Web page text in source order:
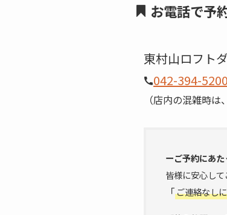
お電話で予
東村山ロフト
042-394-5200
（店内の混雑時
ーご予約にあ
皆様に安心し
「ご連絡なし